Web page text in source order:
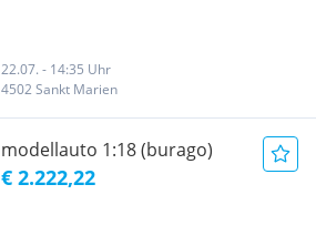
22.07. - 14:35 Uhr
4502 Sankt Marien
modellauto 1:18 (burago)
€ 2.222,22